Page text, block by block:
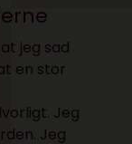
jeg sad
en stor
Jeg
Jeg